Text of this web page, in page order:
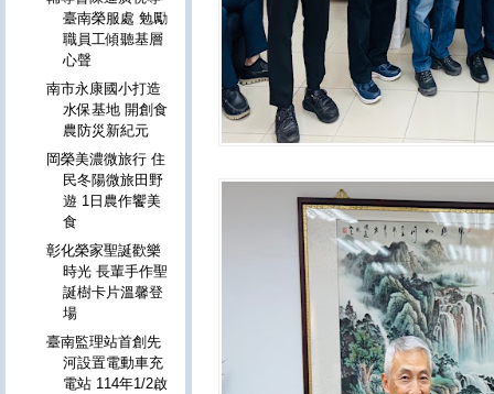
臺南榮服處 勉勵
職員工傾聽基層
心聲
南市永康國小打造
水保基地 開創食
農防災新紀元
岡榮美濃微旅行 住
民冬陽微旅田野
遊 1日農作饗美
食
彰化榮家聖誕歡樂
時光 長輩手作聖
誕樹卡片溫馨登
場
臺南監理站首創先
河設置電動車充
電站 114年1/2啟